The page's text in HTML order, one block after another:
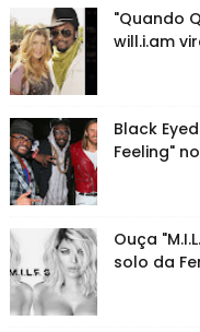
"Quando
will.i.am
Black
Feeling"
Ouça
solo da